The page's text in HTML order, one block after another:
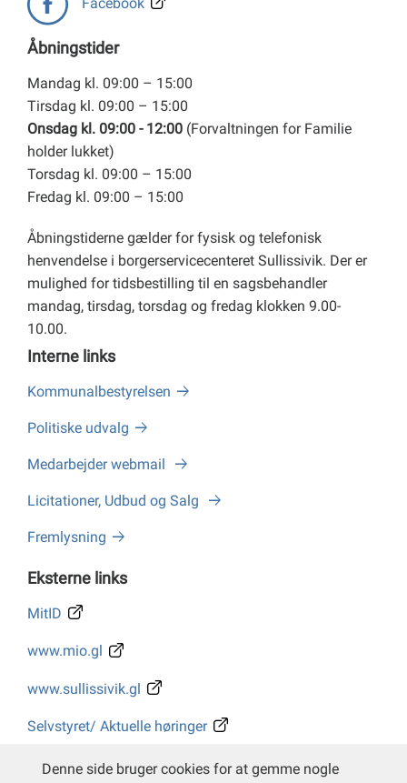
Åbningstider
Mandag kl. 09:00 – 15:00
Tirsdag kl. 09:00 – 15:00
Onsdag kl. 09:00 - 12:00 (Forvaltningen for Familie
holder lukket)
Torsdag kl. 09:00 – 15:00
Fredag kl. 09:00 – 15:00
Åbningstiderne gælder for fysisk og telefonisk
henvendelse i borgerservicecenteret Sullissivik. Der er
mulighed for tidsbestilling til en sagsbehandler
mandag, tirsdag, torsdag og fredag klokken 9.00-
10.00.
Interne links
Kommunalbestyrelsen
Politiske udvalg
Medarbejder webmail
Licitationer, Udbud og Salg
Fremlysning
Eksterne links
MitID
www.mio.gl
www.sullissivik.gl
Selvstyret/ Aktuelle høringer
Whistleblower
Denne side bruger cookies for at gemme nogle